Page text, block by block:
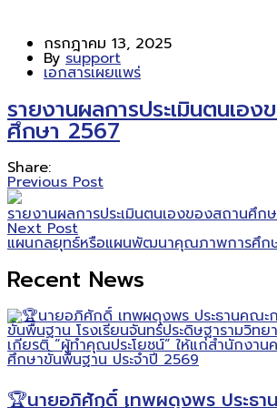
กรกฎาคม 13, 2025
By support
เอกสารเผยแพร่
รายงานผลการประเมินตนเอ
ศึกษา 2567
Share:
Previous Post
รายงานผลการประเมินตนเองของสถานศึก
Next Post
แผนกลยุทธ์หรือแผนพัฒนาคุณภาพการศึก
Recent News
🏆นายอภิศักดิ์ เทพผดุงพร ประธา